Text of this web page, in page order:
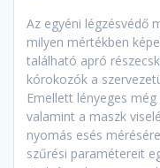
Az egyéni légzésvédő
milyen mértékben
található apró
kórokozók a
Emellett lényeges
valamint a maszk
nyomás esés
szűrési paramétereit